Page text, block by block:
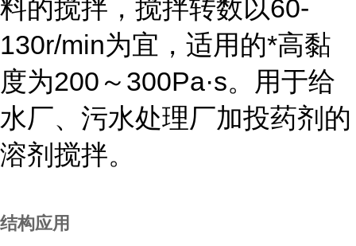
料的搅拌，搅拌转数以60-
130r/min为宜，适用的*高黏
度为200～300Pa·s。用于给
水厂、污水处理厂加投药剂的
溶剂搅拌。
结构应用